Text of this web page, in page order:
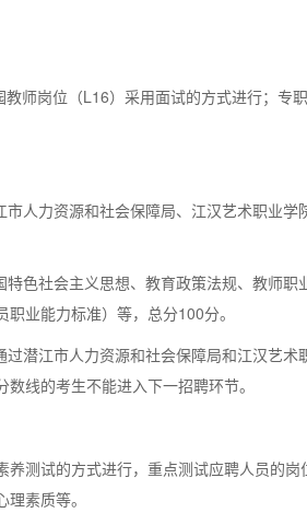
岗位（L16）采用面试的方式进行；专
人力资源和社会保障局、江汉艺术职业学
社会主义思想、教育政策法规、教师职
业能力标准）等，总分100分。
江市人力资源和社会保障局和江汉艺术
线的考生不能进入下一招聘环节。
测试的方式进行，重点测试应聘人员的岗
素质等。